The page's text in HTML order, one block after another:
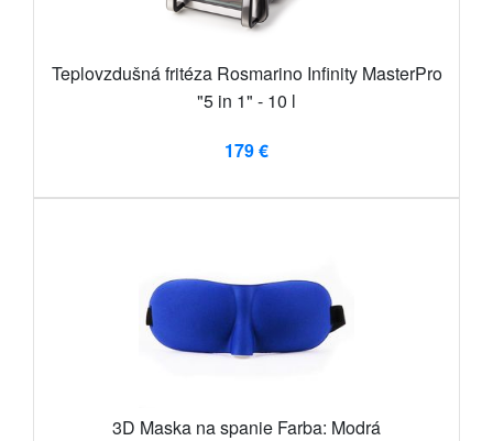
Teplovzdušná fritéza Rosmarino Infinity MasterPro
"5 in 1" - 10 l
179 €
3D Maska na spanie Farba: Modrá